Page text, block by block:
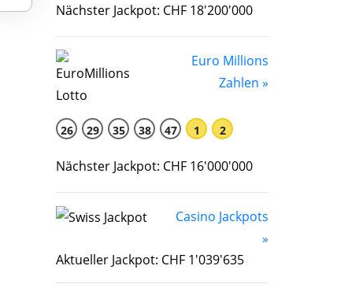
Nächster Jackpot: CHF 18'200'000
Euro Millions
Zahlen »
26 29 35 38 47 1 2
Nächster Jackpot: CHF 16'000'000
Casino Jackpots
»
Aktueller Jackpot: CHF 1'039'635